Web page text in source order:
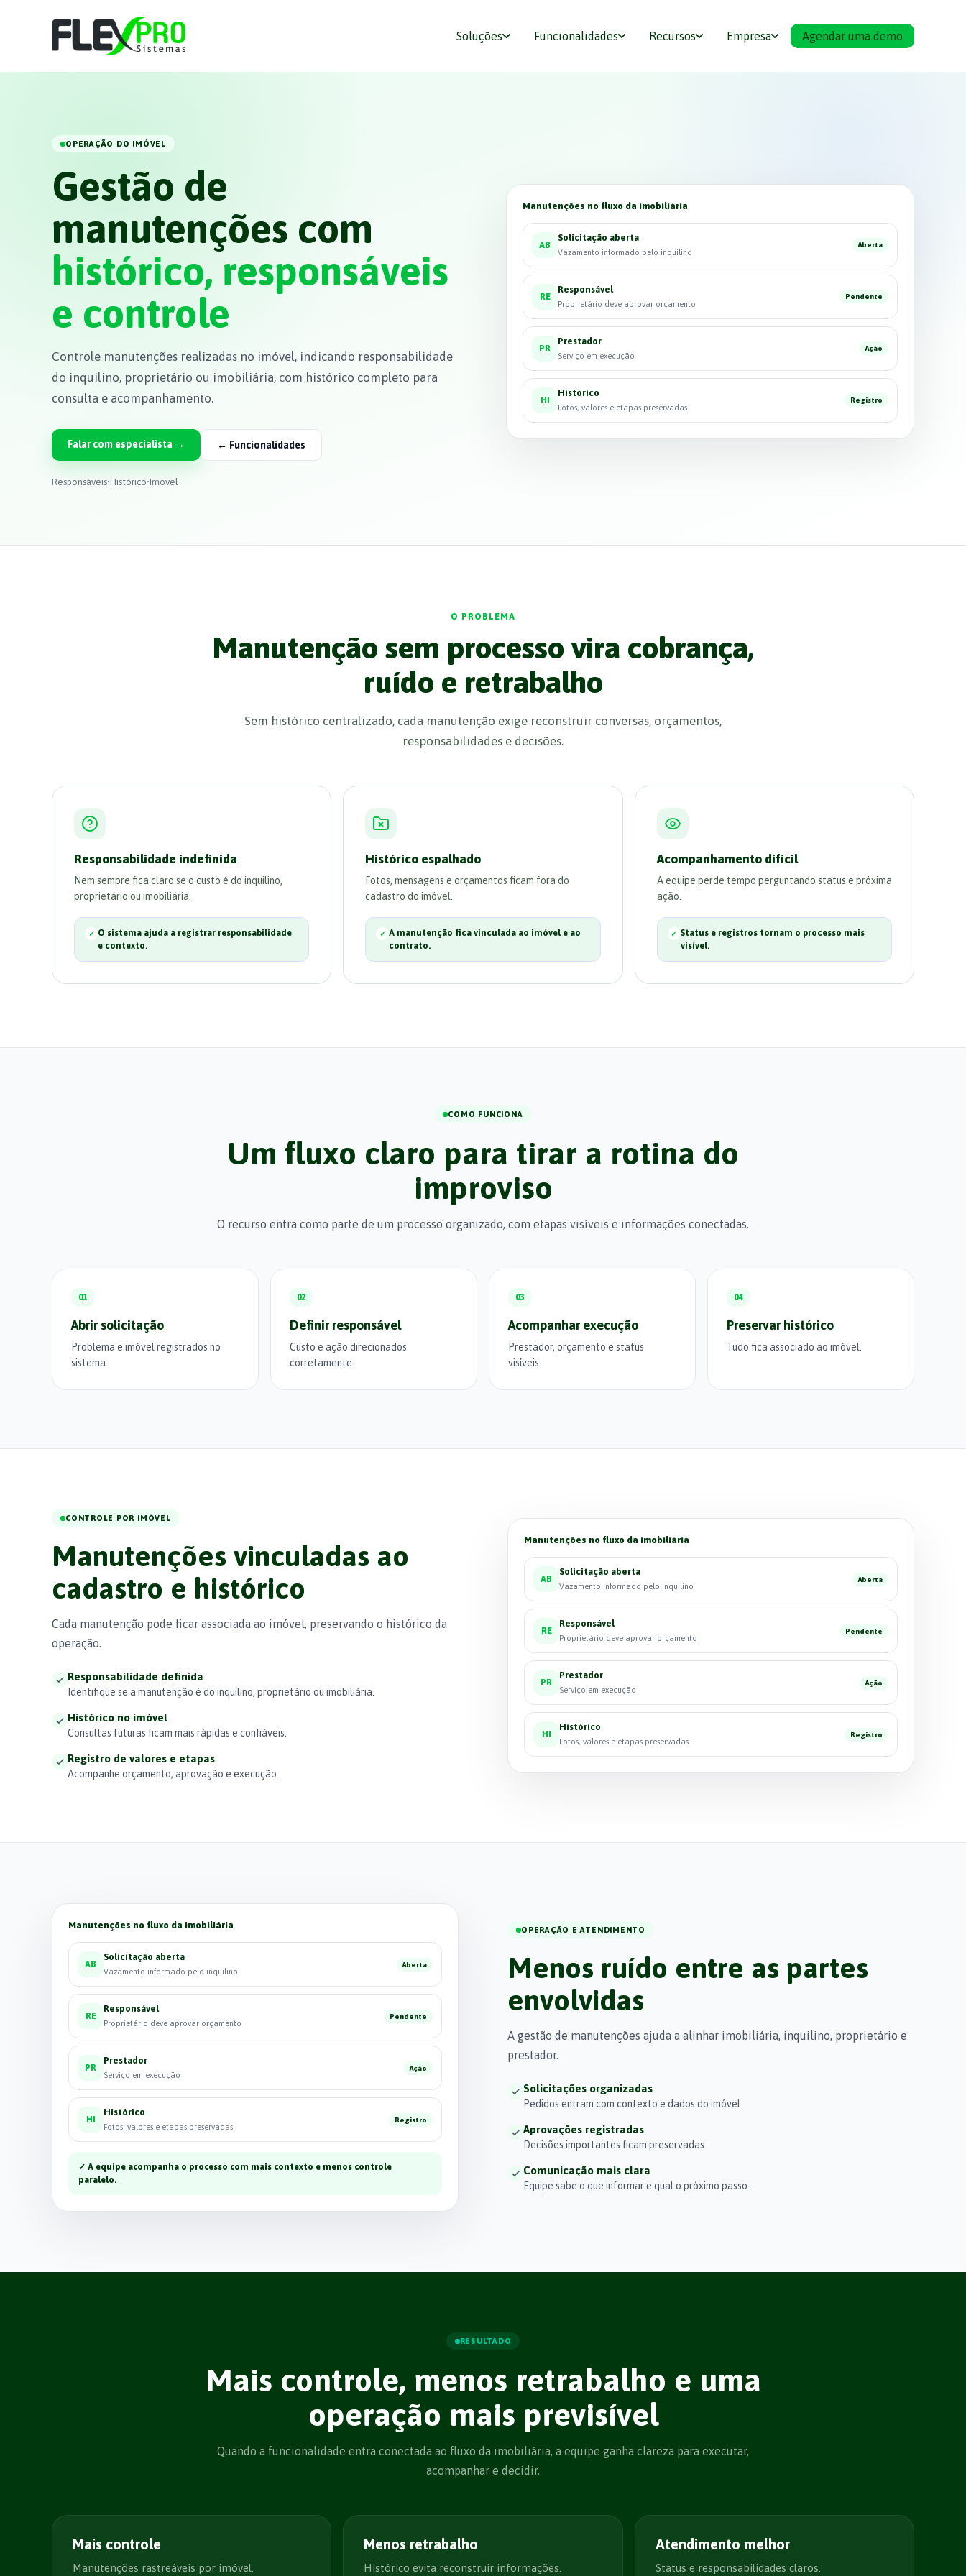
Soluções Funcionalidades Recursos Empresa Agendar uma demo
OPERAÇÃO DO IMÓVEL
Gestão de
manutenções com
histórico, responsáveis
e controle
Controle manutenções realizadas no imóvel, indicando responsabilidade
do inquilino, proprietário ou imobiliária, com histórico completo para
consulta e acompanhamento.
Falar com especialista → ← Funcionalidades
Responsáveis•Histórico•Imóvel
Manutenções no fluxo da imobiliária
AB
Solicitação aberta
Vazamento informado pelo inquilino
Aberta
RE
Responsável
Proprietário deve aprovar orçamento
Pendente
PR
Prestador
Serviço em execução
Ação
HI
Histórico
Fotos, valores e etapas preservadas
Registro
O PROBLEMA
Manutenção sem processo vira cobrança,
ruído e retrabalho
Sem histórico centralizado, cada manutenção exige reconstruir conversas, orçamentos,
responsabilidades e decisões.
Responsabilidade indefinida
Nem sempre fica claro se o custo é do inquilino,
proprietário ou imobiliária.
O sistema ajuda a registrar responsabilidade
e contexto.
Histórico espalhado
Fotos, mensagens e orçamentos ficam fora do
cadastro do imóvel.
A manutenção fica vinculada ao imóvel e ao
contrato.
Acompanhamento difícil
A equipe perde tempo perguntando status e próxima
ação.
Status e registros tornam o processo mais
visível.
COMO FUNCIONA
Um fluxo claro para tirar a rotina do
improviso
O recurso entra como parte de um processo organizado, com etapas visíveis e informações conectadas.
01
Abrir solicitação
Problema e imóvel registrados no
sistema.
02
Definir responsável
Custo e ação direcionados
corretamente.
03
Acompanhar execução
Prestador, orçamento e status
visíveis.
04
Preservar histórico
Tudo fica associado ao imóvel.
CONTROLE POR IMÓVEL
Manutenções vinculadas ao
cadastro e histórico
Cada manutenção pode ficar associada ao imóvel, preservando o histórico da
operação.
Responsabilidade definida
Identifique se a manutenção é do inquilino, proprietário ou imobiliária.
Histórico no imóvel
Consultas futuras ficam mais rápidas e confiáveis.
Registro de valores e etapas
Acompanhe orçamento, aprovação e execução.
Manutenções no fluxo da imobiliária
AB
Solicitação aberta
Vazamento informado pelo inquilino
Aberta
RE
Responsável
Proprietário deve aprovar orçamento
Pendente
PR
Prestador
Serviço em execução
Ação
HI
Histórico
Fotos, valores e etapas preservadas
Registro
OPERAÇÃO E ATENDIMENTO
Menos ruído entre as partes
envolvidas
A gestão de manutenções ajuda a alinhar imobiliária, inquilino, proprietário e
prestador.
Solicitações organizadas
Pedidos entram com contexto e dados do imóvel.
Aprovações registradas
Decisões importantes ficam preservadas.
Comunicação mais clara
Equipe sabe o que informar e qual o próximo passo.
Manutenções no fluxo da imobiliária
AB
Solicitação aberta
Vazamento informado pelo inquilino
Aberta
RE
Responsável
Proprietário deve aprovar orçamento
Pendente
PR
Prestador
Serviço em execução
Ação
HI
Histórico
Fotos, valores e etapas preservadas
Registro
✓ A equipe acompanha o processo com mais contexto e menos controle
paralelo.
RESULTADO
Mais controle, menos retrabalho e uma
operação mais previsível
Quando a funcionalidade entra conectada ao fluxo da imobiliária, a equipe ganha clareza para executar,
acompanhar e decidir.
Mais controle
Manutenções rastreáveis por imóvel.
Menos retrabalho
Histórico evita reconstruir informações.
Atendimento melhor
Status e responsabilidades claros.